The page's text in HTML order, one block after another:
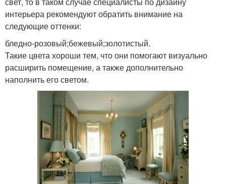
интерьера рекомендуют обратить внимание на
следующие оттенки:
бледно-розовый;бежевый;золотистый.
Такие цвета хороши тем, что они помогают визуально
расширить помещение, а также дополнительно
наполнить его светом.